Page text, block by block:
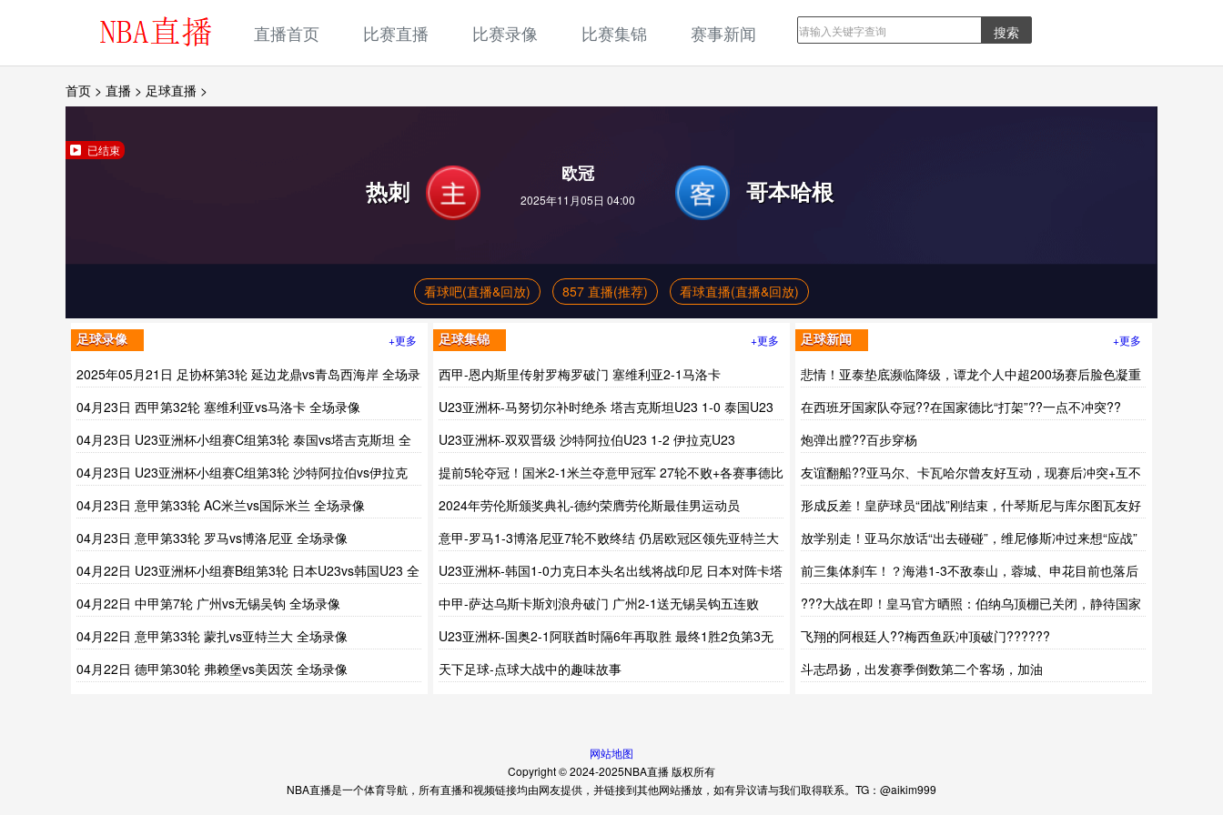
直播首页 比赛直播 比赛录像 比赛集锦 赛事新闻
首页 > 直播 > 足球直播 >
已结束
热刺
欧冠
2025年11月05日 04:00 哥本哈根
看球吧(直播&回放) 857 直播(推荐) 看球直播(直播&回放)
足球录像 +更多
2025年05月21日 足协杯第3轮 延边龙鼎vs青岛西海岸 全场录
像
04月23日 西甲第32轮 塞维利亚vs马洛卡 全场录像
04月23日 U23亚洲杯小组赛C组第3轮 泰国vs塔吉克斯坦 全
场录像
04月23日 U23亚洲杯小组赛C组第3轮 沙特阿拉伯vs伊拉克
全场录像
04月23日 意甲第33轮 AC米兰vs国际米兰 全场录像
04月23日 意甲第33轮 罗马vs博洛尼亚 全场录像
04月22日 U23亚洲杯小组赛B组第3轮 日本U23vs韩国U23 全
场录像
04月22日 中甲第7轮 广州vs无锡吴钩 全场录像
04月22日 意甲第33轮 蒙扎vs亚特兰大 全场录像
04月22日 德甲第30轮 弗赖堡vs美因茨 全场录像
足球集锦 +更多
西甲-恩内斯里传射罗梅罗破门 塞维利亚2-1马洛卡
U23亚洲杯-马努切尔补时绝杀 塔吉克斯坦U23 1-0 泰国U23
U23亚洲杯-双双晋级 沙特阿拉伯U23 1-2 伊拉克U23
提前5轮夺冠！国米2-1米兰夺意甲冠军 27轮不败+各赛事德比
6连杀
2024年劳伦斯颁奖典礼-德约荣膺劳伦斯最佳男运动员
意甲-罗马1-3博洛尼亚7轮不败终结 仍居欧冠区领先亚特兰大
1分
U23亚洲杯-韩国1-0力克日本头名出线将战印尼 日本对阵卡塔
尔
中甲-萨达乌斯卡斯刘浪舟破门 广州2-1送无锡吴钩五连败
U23亚洲杯-国奥2-1阿联酋时隔6年再取胜 最终1胜2负第3无
缘出线
天下足球-点球大战中的趣味故事
足球新闻 +更多
悲情！亚泰垫底濒临降级，谭龙个人中超200场赛后脸色凝重
在西班牙国家队夺冠??在国家德比“打架”??一点不冲突??
炮弹出膛??百步穿杨
友谊翻船??亚马尔、卡瓦哈尔曾友好互动，现赛后冲突+互不
关注
形成反差！皇萨球员“团战”刚结束，什琴斯尼与库尔图瓦友好
拥抱
放学别走！亚马尔放话“出去碰碰”，维尼修斯冲过来想“应战”
前三集体刹车！？海港1-3不敌泰山，蓉城、申花目前也落后
对手
???大战在即！皇马官方晒照：伯纳乌顶棚已关闭，静待国家
德比
飞翔的阿根廷人??梅西鱼跃冲顶破门??????
斗志昂扬，出发赛季倒数第二个客场，加油
网站地图
Copyright © 2024-2025NBA直播 版权所有
NBA直播是一个体育导航，所有直播和视频链接均由网友提供，并链接到其他网站播放，如有异议请与我们取得联系。TG：@aikim999